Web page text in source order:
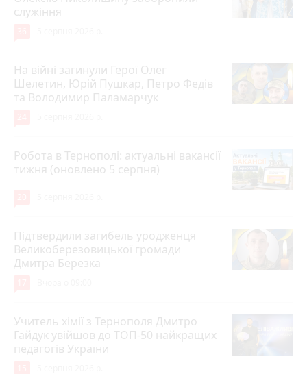
служіння
На війні загинули Герої Олег
Шелетин, Юрій Пушкар, Петро Федів
та Володимир Паламарчук
Робота в Тернополі: актуальні вакансії
тижня (оновлено 5 серпня)
Підтвердили загибель уродженця
Великоберезовицької громади
Дмитра Березка
Учитель хімії з Тернополя Дмитро
Гайдук увійшов до ТОП-50 найкращих
педагогів України